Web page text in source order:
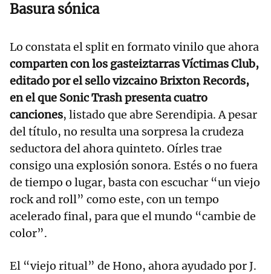
Basura sónica
Lo constata el split en formato vinilo que ahora
comparten con los gasteiztarras Víctimas Club,
editado por el sello vizcaino Brixton Records,
en el que Sonic Trash presenta cuatro
canciones, listado que abre Serendipia. A pesar
del título, no resulta una sorpresa la crudeza
seductora del ahora quinteto. Oírles trae
consigo una explosión sonora. Estés o no fuera
de tiempo o lugar, basta con escuchar “un viejo
rock and roll” como este, con un tempo
acelerado final, para que el mundo “cambie de
color”.
El “viejo ritual” de Hono, ahora ayudado por J.